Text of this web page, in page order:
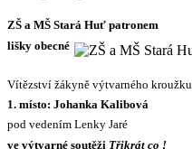
ZŠ a MŠ Stará Huť patronem
lišky obecné
Vítězství žákyně výtvarného kroužku
1. místo: Johanka Kalibová
pod vedením Lenky Jaré
ve výtvarné soutěži Třikrát co !